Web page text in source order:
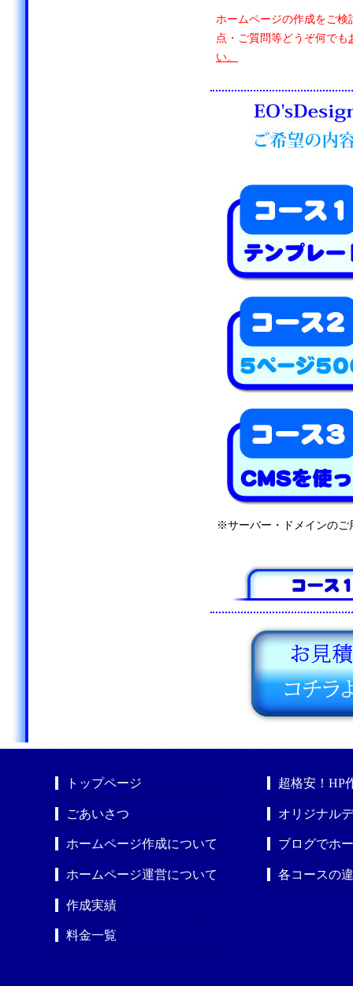
ホームページの作成をご検
点・ご質問等どうぞ何でも
い。
※サーバー・ドメインのご
トップページ
ごあいさつ
ホームページ作成について
ホームページ運営について
作成実績
料金一覧
超格安！HP
オリジナル
ブログでホ
各コースの